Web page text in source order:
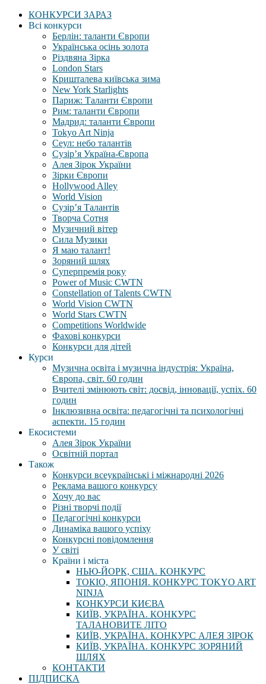
КОНКУРСИ ЗАРАЗ
Всі конкурси
Берлін: таланти Європи
Українська осінь золота
Різдвяна Зірка
London Stars
Кришталева київська зима
New York Starlights
Париж: Таланти Європи
Рим: таланти Європи
Мадрид: таланти Європи
Tokyo Art Ninja
Сеул: небо талантів
Сузір’я Україна-Європа
Алея Зірок України
Зірки Європи
Hollywood Alley
World Vision
Сузір’я Талантів
Творча Сотня
Музичний вітер
Сила Музики
Я маю талант!
Зоряний шлях
Суперпремія року
Power of Music CWTN
Constellation of Talents CWTN
World Vision CWTN
World Stars CWTN
Competitions Worldwide
Фахові конкурси
Конкурси для дітей
Курси
Музична освіта і музична індустрія: Україна,
Європа, світ. 60 годин
Вчителі змінюють світ: досвід, інновації, успіх. 60
годин
Інклюзивна освіта: педагогічні та психологічні
аспекти. 15 годин
Екосистеми
Алея Зірок України
Освітній портал
Також
Конкурси всеукраїнські і міжнародні 2026
Реклама вашого конкурсу
Хочу до вас
Різні творчі події
Педагогічні конкурси
Динаміка вашого успіху
Конкурсні повідомлення
У світі
Країни і міста
НЬЮ-ЙОРК, США. КОНКУРС
ТОКІО, ЯПОНІЯ. КОНКУРС TOKYO ART
NINJA
КОНКУРСИ КИЄВА
КИЇВ, УКРАЇНА. КОНКУРС
ТАЛАНОВИТЕ ЛІТО
КИЇВ, УКРАЇНА. КОНКУРС АЛЕЯ ЗІРОК
КИЇВ, УКРАЇНА. КОНКУРС ЗОРЯНИЙ
ШЛЯХ
КОНТАКТИ
ПІДПИСКА